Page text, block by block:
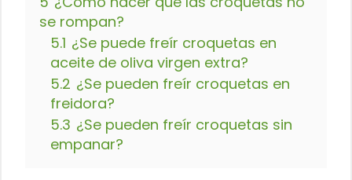
se rompan?
5.1 ¿Se puede freír croquetas en
aceite de oliva virgen extra?
5.2 ¿Se pueden freír croquetas en
freidora?
5.3 ¿Se pueden freír croquetas sin
empanar?